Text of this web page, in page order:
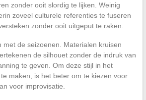
zonder ooit slordig te lijken. Weinig
zoveel culturele referenties te fuseren
zonder ooit uitgeput te raken.
met de seizoenen. Materialen kruisen
de silhouet zonder de indruk van
te geven. Om deze stijl in het
maken, is het beter om te kiezen voor
voor improvisatie.